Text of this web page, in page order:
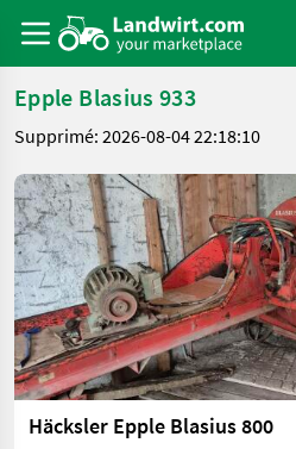
Epple Blasius 933
Supprimé: 2026-08-04 22:18:10
Häcksler Epple Blasius 800